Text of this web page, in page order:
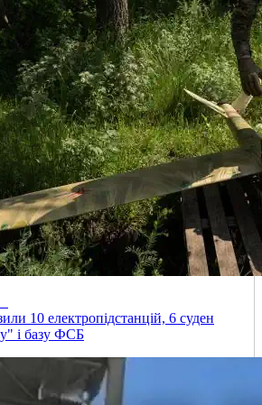
10 електропідстанцій, 6 суден
і базу ФСБ